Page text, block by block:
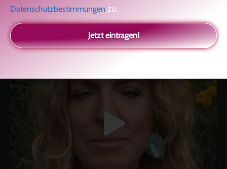
Datenschutzbestimmungen zu.
Jetzt eintragen!